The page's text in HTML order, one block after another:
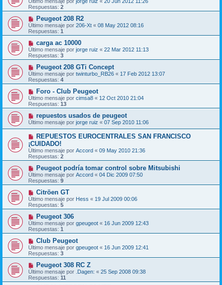
Respuestas: 2
Peugeot 208 R2
Último mensaje por 206-Xt « 08 May 2012 08:16
Respuestas: 1
carga ac 10000
Último mensaje por jorge ruiz « 22 Mar 2012 11:13
Respuestas: 3
Peugeot 208 GTi Concept
Último mensaje por twinturbo_RB26 « 17 Feb 2012 13:07
Respuestas: 4
Foro - Club Peugeot
Último mensaje por cimsa8 « 12 Oct 2010 21:04
Respuestas: 13
repuestos usados de peugeot
Último mensaje por jorge ruiz « 07 Sep 2010 11:06
REPUESTOS EUROCENTRALES SAN FRANCISCO
¡CUIDADO!
Último mensaje por Accord « 09 May 2010 21:36
Respuestas: 2
Peugeot podría tomar control sobre Mitsubishi
Último mensaje por Accord « 04 Dic 2009 07:50
Respuestas: 9
Citröen GT
Último mensaje por Hess « 19 Jul 2009 00:06
Respuestas: 5
Peugeot 306
Último mensaje por gpeugeot « 16 Jun 2009 12:43
Respuestas: 1
Club Peugeot
Último mensaje por gpeugeot « 16 Jun 2009 12:41
Respuestas: 3
Peugeot 308 RC Z
Último mensaje por .Dagen: « 25 Sep 2008 09:38
Respuestas: 11